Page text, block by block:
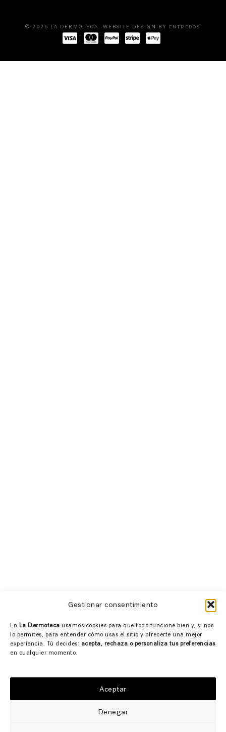
Gestionar consentimiento
En La Dermoteca usamos cookies para que todo funcione bien y, si nos
lo permites, para entender cómo usas el sitio y ofrecerte una mejor
experiencia. Tú decides: acepta, rechaza o personaliza tus preferencias
en cualquier momento.
Aceptar
Denegar
© 2026 LA DERMOTECA. WEBSITE DESIGN BY ENTREDOS